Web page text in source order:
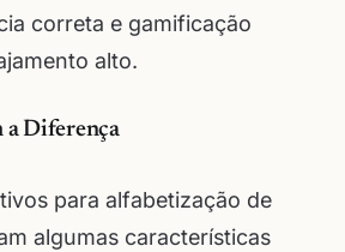
correta e gamificação
alto.
a Diferença
para alfabetização de
algumas características